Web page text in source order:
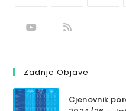
Zadnje Objave
Cjenovnik